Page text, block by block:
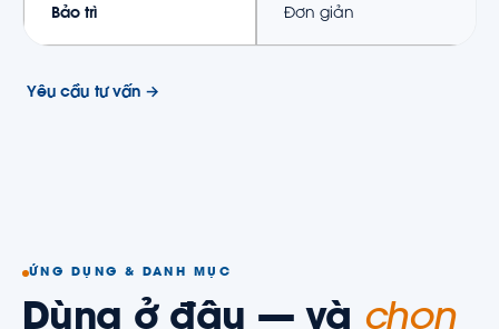
Bảo trì Đơn giản
Yêu cầu tư vấn →
ỨNG DỤNG & DANH MỤC
Dùng ở đâu — và chọn